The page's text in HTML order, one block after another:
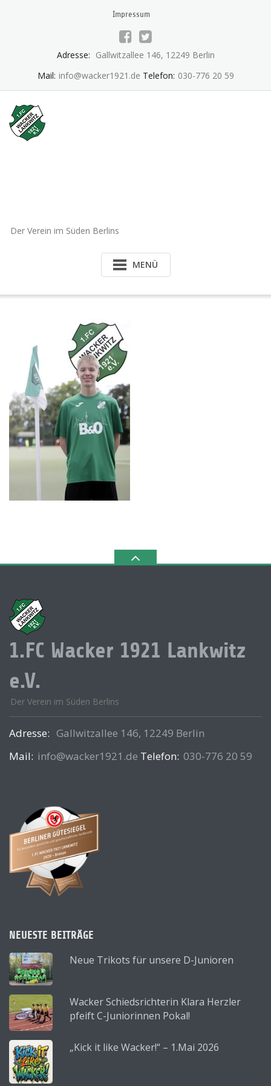
Impressum
Adresse: Gallwitzallee 146, 12249 Berlin
Mail: info@wacker1921.de Telefon: 030-776 20 59
Der Verein im Süden Berlins
MENÜ
1.FC Wacker 1921 Lankwitz
e.V.
Der Verein im Süden Berlins
Adresse: Gallwitzallee 146, 12249 Berlin
Mail: info@wacker1921.de Telefon: 030-776 20 59
NEUESTE BEITRÄGE
Neue Trikots für unsere D-Junioren
Wacker Schiedsrichterin Klara Herzler
pfeift C-Juniorinnen Pokal!
„Kick it like Wacker!“ – 1.Mai 2026